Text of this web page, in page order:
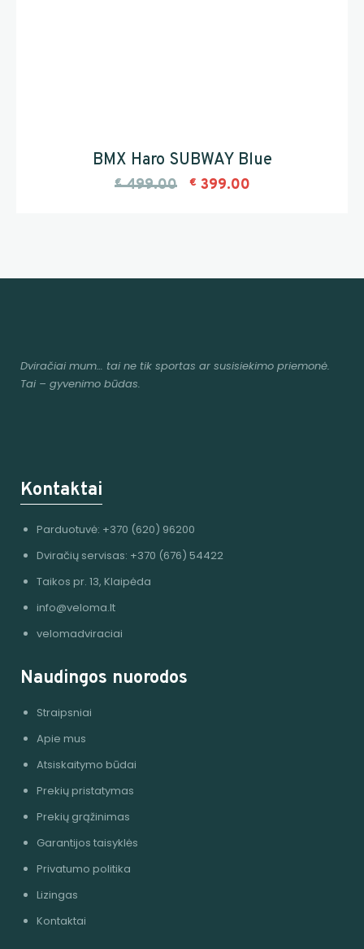
BMX Haro SUBWAY Blue
€ 499.00 € 399.00
Dviračiai mum… tai ne tik sportas ar susisiekimo priemonė.
Tai – gyvenimo būdas.
Kontaktai
Parduotuvė: +370 (620) 96200
Dviračių servisas: +370 (676) 54422
Taikos pr. 13, Klaipėda
info@veloma.lt
velomadviraciai
Naudingos nuorodos
Straipsniai
Apie mus
Atsiskaitymo būdai
Prekių pristatymas
Prekių grąžinimas
Garantijos taisyklės
Privatumo politika
Lizingas
Kontaktai